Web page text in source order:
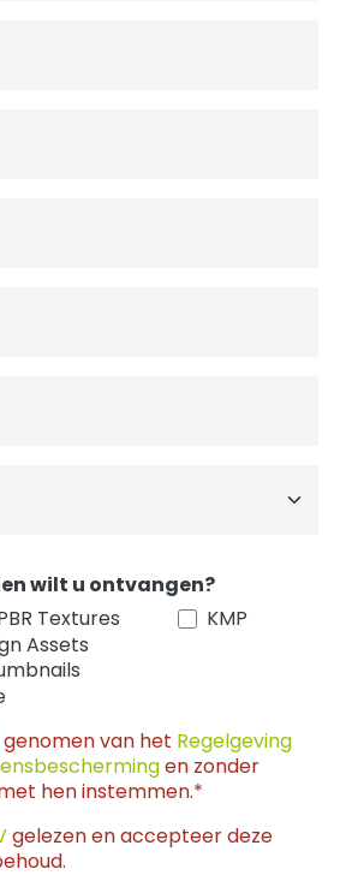
wilt u ontvangen?
Textures
KMP
Assets
genomen van het Regelgeving
en zonder
hen instemmen.*
gelezen en accepteer deze